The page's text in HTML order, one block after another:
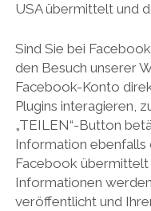
USA übermittelt und
Sind Sie bei
den Besuch unserer
Facebook-Konto
Plugins interagieren,
„TEILEN“-Button
Information ebenfalls
Facebook
Informationen
veröffentlicht und